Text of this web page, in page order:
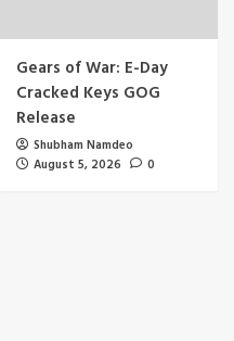
Gears of War: E-Day
Cracked Keys GOG
Release
Shubham Namdeo
August 5, 2026
0